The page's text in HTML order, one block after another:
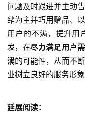
问题及时跟进并主动
绪为主并巧用赠品、
用户的不满，提升用
发，在尽力满足用户
满的可能性，从而不
业树立良好的服务形
延展阅读：